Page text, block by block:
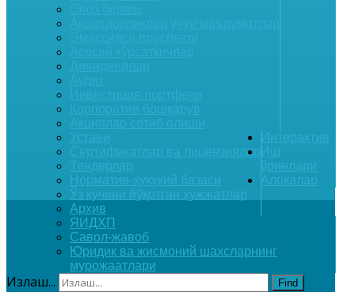
Сертификатлар ва лицензиялар
Архив
ЯИДҲП
Савол-жавоб
Юридик ва жисмоний шахсларнинг
мурожаатлари
Излаш... Find